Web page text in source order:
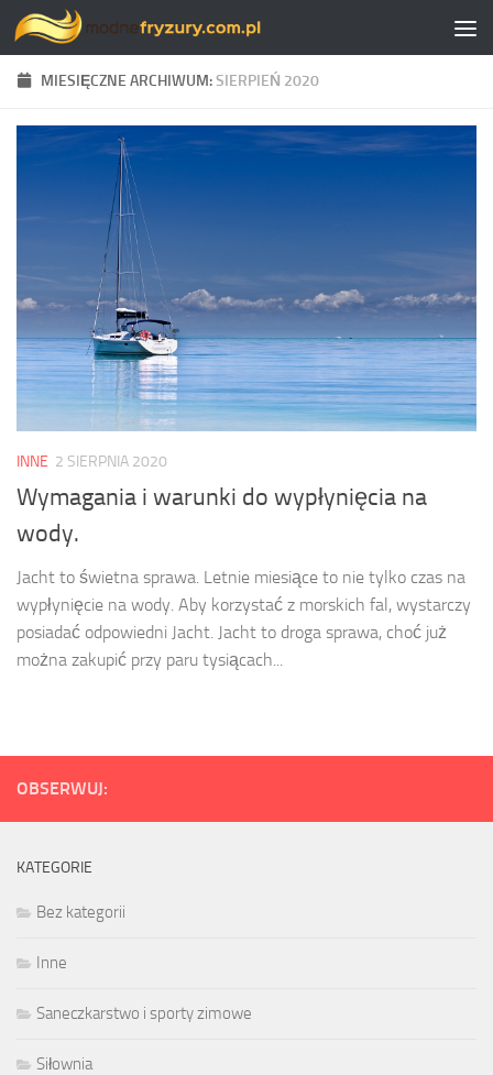
Skip to content
MIESIĘCZNE ARCHIWUM:SIERPIEŃ 2020
INNE 2 SIERPNIA 2020
Wymagania i warunki do wypłynięcia na
wody.
Jacht to świetna sprawa. Letnie miesiące to nie tylko czas na
wypłynięcie na wody. Aby korzystać z morskich fal, wystarczy
posiadać odpowiedni Jacht. Jacht to droga sprawa, choć już
można zakupić przy paru tysiącach...
OBSERWUJ:
KATEGORIE
Bez kategorii
Inne
Saneczkarstwo i sporty zimowe
Siłownia